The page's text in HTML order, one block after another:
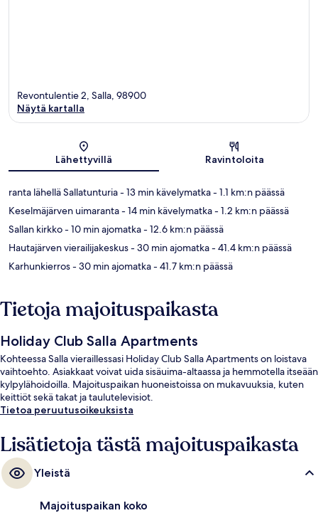
Revontulentie 2, Salla, 98900
Näytä kartalla
Lähettyvillä Ravintoloita
ranta lähellä Sallatunturia- 13 min kävelymatka- 1.1 km:n päässä
Keselmäjärven uimaranta- 14 min kävelymatka- 1.2 km:n päässä
Sallan kirkko- 10 min ajomatka- 12.6 km:n päässä
Hautajärven vierailijakeskus- 30 min ajomatka- 41.4 km:n päässä
Karhunkierros- 30 min ajomatka- 41.7 km:n päässä
Tietoja majoituspaikasta
Holiday Club Salla Apartments
Kohteessa Salla vieraillessasi Holiday Club Salla Apartments on loistava
vaihtoehto. Asiakkaat voivat uida sisäuima-altaassa ja hemmotella itseään
kylpylähoidoilla. Majoituspaikan huoneistoissa on mukavuuksia, kuten
keittiöt sekä takat ja taulutelevisiot.
Tietoa peruutusoikeuksista
Lisätietoja tästä majoituspaikasta
Yleistä
Majoituspaikan koko